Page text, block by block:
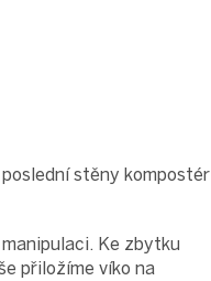
stěny kompostér
Ke zbytku
přiložíme víko na